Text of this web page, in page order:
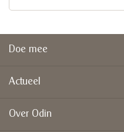
Doe mee
Actueel
Over Odin